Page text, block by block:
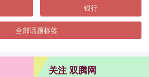
银行
全部话题标签
关注 双腾网